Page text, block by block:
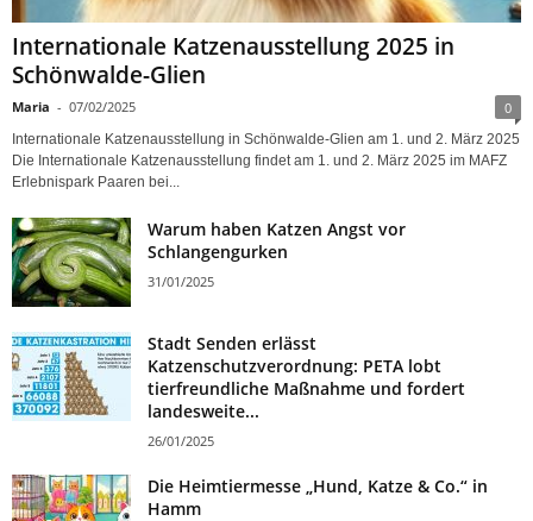
Internationale Katzenausstellung 2025 in
Schönwalde-Glien
Maria - 07/02/2025 0
Internationale Katzenausstellung in Schönwalde-Glien am 1. und 2. März 2025
Die Internationale Katzenausstellung findet am 1. und 2. März 2025 im MAFZ
Erlebnispark Paaren bei...
Warum haben Katzen Angst vor
Schlangengurken
31/01/2025
Stadt Senden erlässt
Katzenschutzverordnung: PETA lobt
tierfreundliche Maßnahme und fordert
landesweite...
26/01/2025
Die Heimtiermesse „Hund, Katze & Co.“ in
Hamm